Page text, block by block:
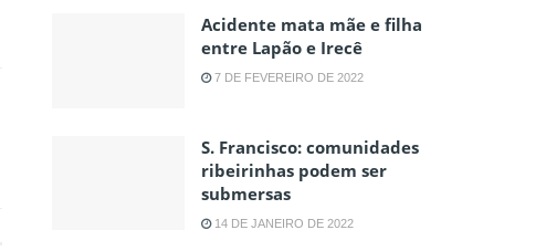
Acidente mata mãe e filha
entre Lapão e Irecê
7 DE FEVEREIRO DE 2022
S. Francisco: comunidades
ribeirinhas podem ser
submersas
14 DE JANEIRO DE 2022